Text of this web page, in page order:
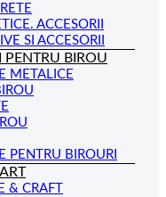
ACCESORII
SI ACCESORII
PENTRU BIROU
METALICE
PENTRU BIROURI
& CRAFT